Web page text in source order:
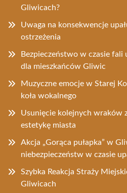
Gliwicach?
Uwaga na konsekwencje
ostrzeżenia
Bezpieczeństwo w czasie fali
dla mieszkańców Gliwic
Muzyczne emocje w Starej
koła wokalnego
Usunięcie kolejnych wraków
estetykę miasta
Akcja „Gorąca pułapka” w
niebezpieczeństw w czasie
Szybka Reakcja Straży
Gliwicach